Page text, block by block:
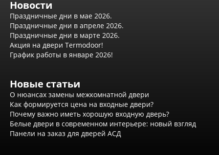
Экошпон Верда
Коллекция дверей Лофт
Коллекция дверей Некст
Коллекция дверей Техно
Эмаль Верда
Эмаль Дворецкий
Двери Про
Инвизибл Про
Экошпон Про
Эмаль Про
Двери межкомнатные ВФД
Новости
Праздничные дни в мае 2026.
Праздничные дни в апреле 2026.
Праздничные дни в марте 2026.
Акция на двери Termodoor!
График работы в январе 2026!
Новые статьи
О нюансах замены межкомнатной двери
Как формируется цена на входные двери?
Почему важно иметь хорошую входную дверь?
Белые двери в современном интерьере: новый взгляд
Панели на заказ для дверей АСД